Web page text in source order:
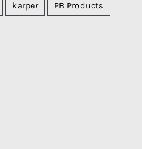
karper PB Products